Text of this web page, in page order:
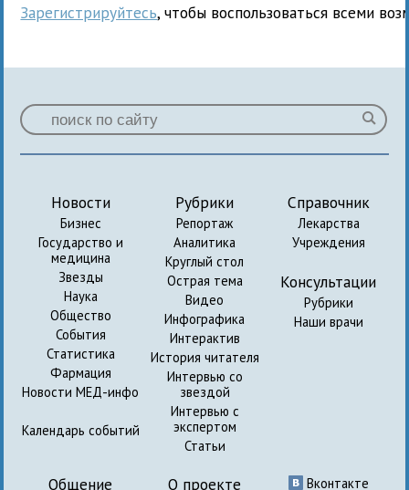
Зарегистрируйтесь, чтобы воспользоваться всеми
Новости
Бизнес
Государство и
медицина
Звезды
Наука
Общество
События
Статистика
Фармация
Новости МЕД-инфо
Календарь событий
Рубрики
Репортаж
Аналитика
Круглый стол
Острая тема
Видео
Инфографика
Интерактив
История читателя
Интервью со
звездой
Интервью с
экспертом
Статьи
Справочник
Лекарства
Учреждения
Консультации
Рубрики
Наши врачи
Общение О проекте Вконтакте